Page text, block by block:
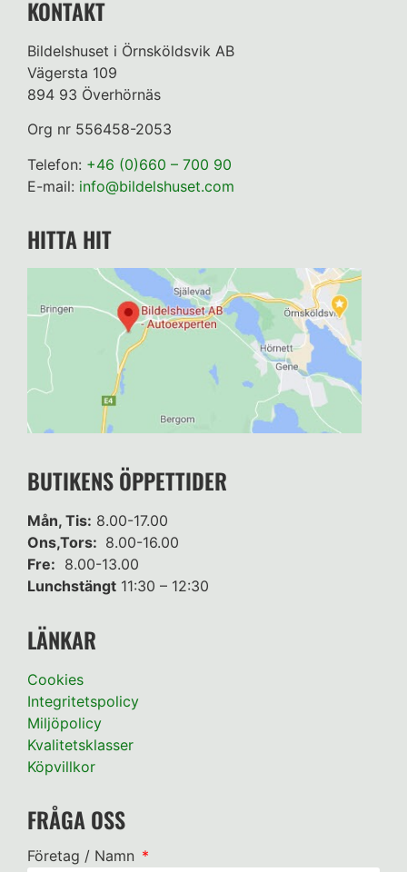
KONTAKT
Bildelshuset i Örnsköldsvik AB
Vägersta 109
894 93 Överhörnäs
Org nr 556458-2053
Telefon: +46 (0)660 – 700 90
E-mail: info@bildelshuset.com
HITTA HIT
BUTIKENS ÖPPETTIDER
Mån, Tis: 8.00-17.00
Ons,Tors: 8.00-16.00
Fre: 8.00-13.00
Lunchstängt 11:30 – 12:30
LÄNKAR
Cookies
Integritetspolicy
Miljöpolicy
Kvalitetsklasser
Köpvillkor
FRÅGA OSS
Företag / Namn